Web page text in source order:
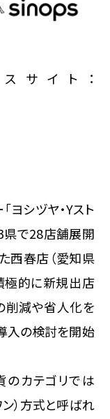
スサイト：
ヨシヅヤ・Yスト
県で28店舗展開
西春店（愛知県
極的に新規出店
削減や省人化を
入の検討を開始
のカテゴリでは
）方式と呼ばれ